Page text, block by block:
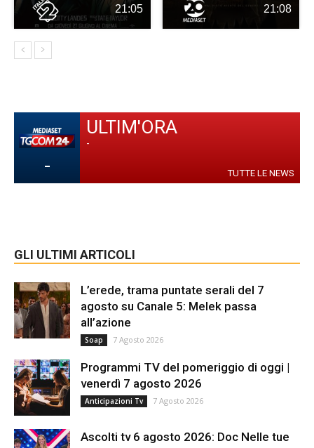
21:05 21:08
-
ULTIM'ORA
-
TUTTE LE NEWS
GLI ULTIMI ARTICOLI
L’erede, trama puntate serali del 7
agosto su Canale 5: Melek passa
all’azione
Soap 7 Agosto 2026
Programmi TV del pomeriggio di oggi |
venerdì 7 agosto 2026
Anticipazioni Tv 7 Agosto 2026
Ascolti tv 6 agosto 2026: Doc Nelle tue